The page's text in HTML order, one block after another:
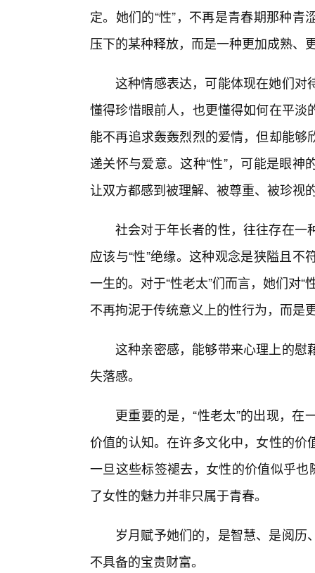
定。她们的“性”，不再是青春期那种
压下的某种释放，而是一种更加成熟、
这种情感表达，可能体现在她们对
懂得珍惜眼前人，也更懂得如何在平
能不再追求轰轰烈烈的爱情，但却能
递关怀与爱意。这种“性”，可能是眼
让双方都感到被理解、被尊重、被珍视
社会对于年长者的性，往往存在一
应该与“性”绝缘。这种观念是狭隘且
一生的。对于“性老太”们而言，她们对
不再拘泥于传统意义上的性行为，而是
这种亲密感，能够带来心理上的慰
失落感。
更重要的是，“性老太”的出现，
价值的认知。在许多文化中，女性的
一旦这些标签褪去，女性的价值似乎
了女性的魅力并非只属于青春。
岁月赋予她们的，是智慧、是阅
不具备的宝贵财富。